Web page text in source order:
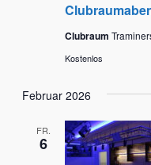
Clubraum
Kostenlos
Februar 2026
FR.
6